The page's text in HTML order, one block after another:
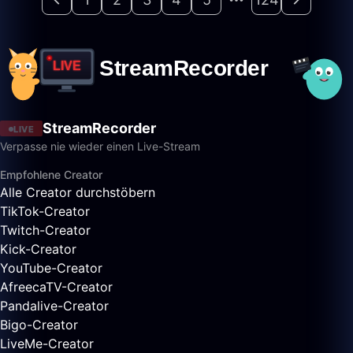
LIVE StreamRecorder
Verpasse nie wieder einen Live-Stream
Empfohlene Creator
Alle Creator durchstöbern
TikTok-Creator
Twitch-Creator
Kick-Creator
YouTube-Creator
AfreecaTV-Creator
Pandalive-Creator
Bigo-Creator
LiveMe-Creator